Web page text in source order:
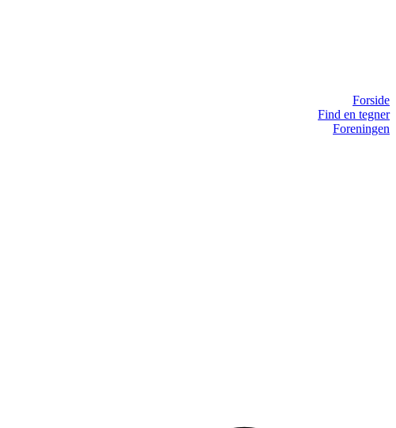
Forside
Find en tegner
Foreningen